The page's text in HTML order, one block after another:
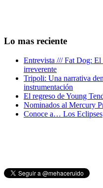
Lo mas reciente
Entrevista /// Fat Dog:
irreverente
Tripoli: Una narrativa
instrumentación
El regreso de Young
Nominados al Mercury
Conoce a… Los Eclipses